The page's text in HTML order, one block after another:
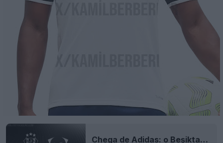
Chega de Adidas: o Beşiktaş anuncia acordo de camisa com a Nike